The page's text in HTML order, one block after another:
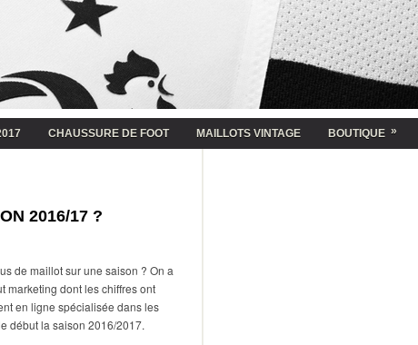
CHAUSSURE DE FOOT MAILLOTS VINTAGE BOUTIQUE »
2016/17 ?
de maillot sur une saison ? On a
marketing dont les chiffres ont
en ligne spécialisée dans les
début la saison 2016/2017.